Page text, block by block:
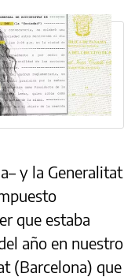
y la Generalitat
que estaba
año en nuestro
(Barcelona) que